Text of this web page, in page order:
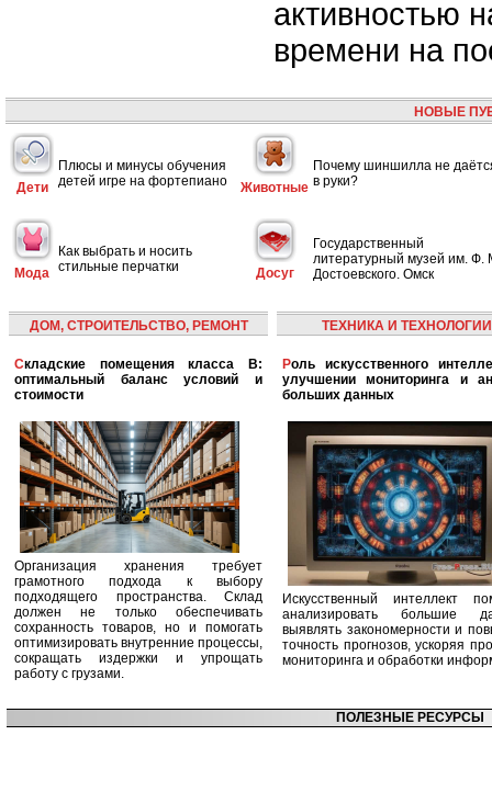
активностью
времени на
НОВЫЕ
Дети
Плюсы и минусы обучения
детей игре на фортепиано
Животные
Почему шиншилла не
в руки?
Мода
Как выбрать и носить
стильные перчатки
Досуг
Государственный
литературный музей им. Ф.
Достоевского. Омск
ДОМ, СТРОИТЕЛЬСТВО, РЕМОНТ
Складские помещения класса B:
оптимальный баланс условий и
стоимости
Организация хранения требует
грамотного подхода к выбору
подходящего пространства. Склад
должен не только обеспечивать
сохранность товаров, но и помогать
оптимизировать внутренние процессы,
сокращать издержки и упрощать
работу с грузами.
ТЕХНИКА И ТЕХНОЛОГИИ
Роль искусственного интеллекта в
улучшении мониторинга и
больших данных
Искусственный интеллект
анализировать большие
выявлять закономерности и
точность прогнозов, ускоряя
мониторинга и обработки
ПОЛЕЗНЫЕ РЕСУРСЫ